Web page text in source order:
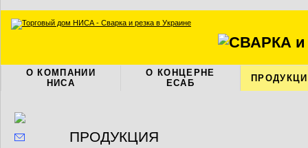
О КОМПАНИИ
НИСА
О КОНЦЕРНЕ
ЕСАБ
ПРОДУКЦИЯ